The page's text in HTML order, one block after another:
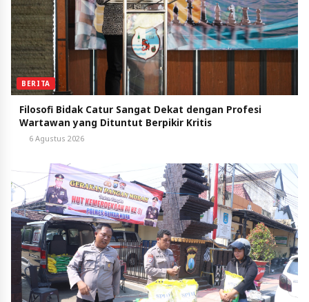
BERITA
Filosofi Bidak Catur Sangat Dekat dengan Profesi
Wartawan yang Dituntut Berpikir Kritis
6 Agustus 2026